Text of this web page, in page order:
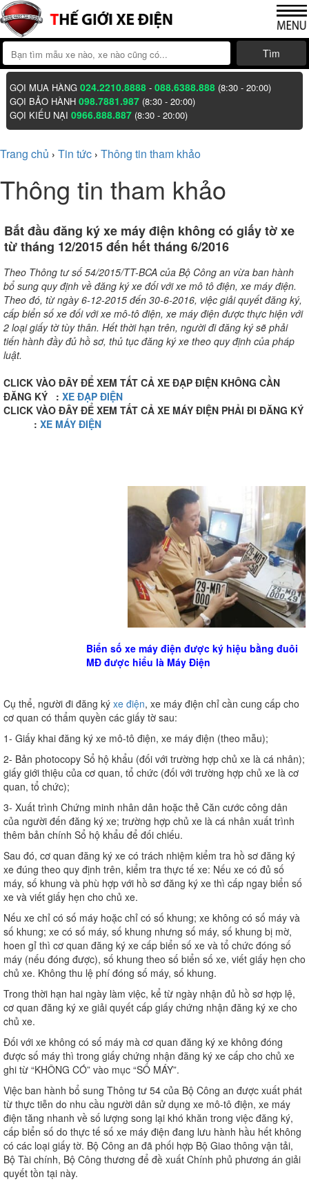
Tìm
GỌI MUA HÀNG024.2210.8888 -088.6388.888 (8:30 - 20:00)
GỌI BẢO HÀNH098.7881.987 (8:30 - 20:00)
GỌI KIẾU NẠI0966.888.887 (8:30 - 20:00)
Trang chủ › Tin tức › Thông tin tham khảo
Thông tin tham khảo
Bắt đầu đăng ký xe máy điện không có giấy tờ xe
từ tháng 12/2015 đến hết tháng 6/2016
Theo Thông tư số 54/2015/TT-BCA của Bộ Công an vừa ban hành
bổ sung quy định về đăng ký xe đối với xe mô tô điện, xe máy điện.
Theo đó, từ ngày 6-12-2015 đến 30-6-2016, việc giải quyết đăng ký,
cấp biển số xe đối với xe mô-tô điện, xe máy điện được thực hiện với
2 loại giấy tờ tùy thân. Hết thời hạn trên, người đi đăng ký sẽ phải
tiến hành đầy đủ hồ sơ, thủ tục đăng ký xe theo quy định của pháp
luật.
CLICK VÀO ĐÂY ĐỂ XEM TẤT CẢ XE ĐẠP ĐIỆN KHÔNG CẦN
ĐĂNG KÝ : XE ĐẠP ĐIỆN
CLICK VÀO ĐÂY ĐỂ XEM TẤT CẢ XE MÁY ĐIỆN PHẢI ĐI ĐĂNG KÝ
: XE MÁY ĐIỆN
Biển số xe máy điện được ký hiệu bằng đuôi
MĐ được hiểu là Máy Điện
Cụ thể, người đi đăng ký xe điện, xe máy điện chỉ cần cung cấp cho
cơ quan có thẩm quyền các giấy tờ sau:
1- Giấy khai đăng ký xe mô-tô điện, xe máy điện (theo mẫu);
2- Bản photocopy Sổ hộ khẩu (đối với trường hợp chủ xe là cá nhân);
giấy giới thiệu của cơ quan, tổ chức (đối với trường hợp chủ xe là cơ
quan, tổ chức);
3- Xuất trình Chứng minh nhân dân hoặc thẻ Căn cước công dân
của người đến đăng ký xe; trường hợp chủ xe là cá nhân xuất trình
thêm bản chính Sổ hộ khẩu để đối chiếu.
Sau đó, cơ quan đăng ký xe có trách nhiệm kiểm tra hồ sơ đăng ký
xe đúng theo quy định trên, kiểm tra thực tế xe: Nếu xe có đủ số
máy, số khung và phù hợp với hồ sơ đăng ký xe thì cấp ngay biển số
xe và viết giấy hẹn cho chủ xe.
Nếu xe chỉ có số máy hoặc chỉ có số khung; xe không có số máy và
số khung; xe có số máy, số khung nhưng số máy, số khung bị mờ,
hoen gỉ thì cơ quan đăng ký xe cấp biển số xe và tổ chức đóng số
máy (nếu đóng được), số khung theo số biển số xe, viết giấy hẹn cho
chủ xe. Không thu lệ phí đóng số máy, số khung.
Trong thời hạn hai ngày làm việc, kể từ ngày nhận đủ hồ sơ hợp lệ,
cơ quan đăng ký xe giải quyết cấp giấy chứng nhận đăng ký xe cho
chủ xe.
Đối với xe không có số máy mà cơ quan đăng ký xe không đóng
được số máy thì trong giấy chứng nhận đăng ký xe cấp cho chủ xe
ghi từ “KHÔNG CÓ” vào mục “SỐ MÁY”.
Việc ban hành bổ sung Thông tư 54 của Bộ Công an được xuất phát
từ thực tiễn do nhu cầu người dân sử dụng xe mô-tô điện, xe máy
điện tăng nhanh về số lượng song lại khó khăn trong việc đăng ký,
cấp biển số do thực tế số xe máy điện đang lưu hành hầu hết không
có các loại giấy tờ. Bộ Công an đã phối hợp Bộ Giao thông vận tải,
Bộ Tài chính, Bộ Công thương để đề xuất Chính phủ phương án giải
quyết tồn tại này.